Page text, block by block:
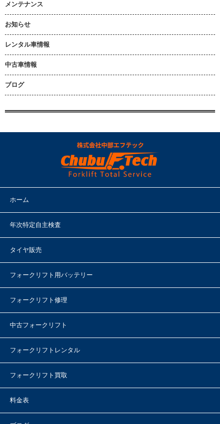
メンテナンス
お知らせ
レンタル車情報
中古車情報
ブログ
ホーム
年次特定自主検査
タイヤ販売
フォークリフト用バッテリー
フォークリフト修理
中古フォークリフト
フォークリフトレンタル
フォークリフト買取
料金表